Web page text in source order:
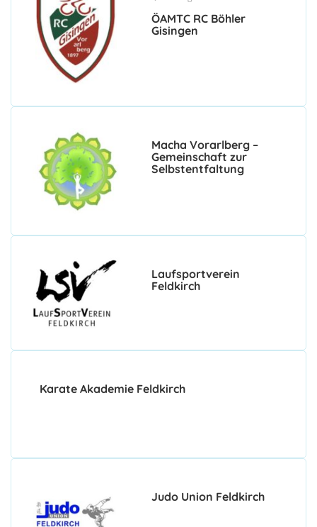
ÖAMTC RC Böhler
Gisingen
Macha Vorarlberg –
Gemeinschaft zur
Selbstentfaltung
Laufsportverein
Feldkirch
Karate Akademie Feldkirch
Judo Union Feldkirch